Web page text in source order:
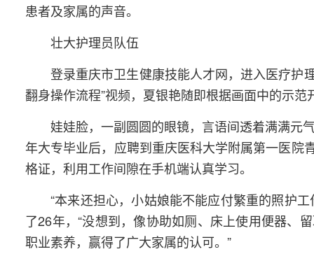
患者及家属的声音。
壮大护理员队伍
登录重庆市卫生健康技能人才网，进入医疗
翻身操作流程”视频，夏银艳随即根据画面中的示范
娃娃脸，一副圆圆的眼镜，言语间透着满满
年大专毕业后，应聘到重庆医科大学附属第一医院
格证，利用工作间隙在手机端认真学习。
“本来还担心，小姑娘能不能应付繁重的照护
了26年，“没想到，像协助如厕、床上使用便器、
职业素养，赢得了广大家属的认可。”